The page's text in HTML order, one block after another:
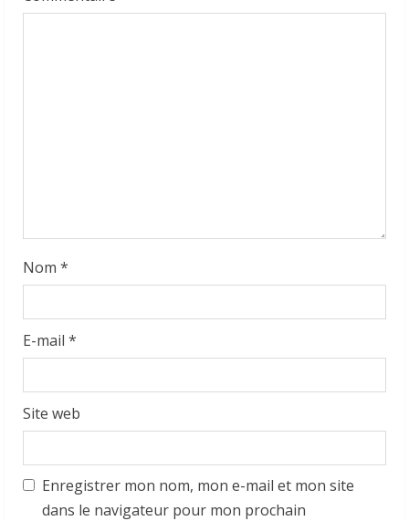
Nom *
E-mail *
Site web
Enregistrer mon nom, mon e-mail et mon site
dans le navigateur pour mon prochain